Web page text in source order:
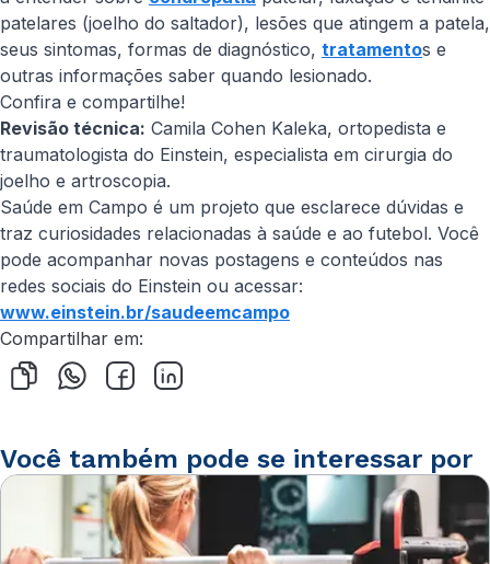
patelares (joelho do saltador), lesões que atingem a patela,
seus sintomas, formas de diagnóstico, tratamentos e
outras informações saber quando lesionado.
Confira e compartilhe!
Revisão técnica: Camila Cohen Kaleka, ortopedista e
traumatologista do Einstein, especialista em cirurgia do
joelho e artroscopia.
Saúde em Campo é um projeto que esclarece dúvidas e
traz curiosidades relacionadas à saúde e ao futebol. Você
pode acompanhar novas postagens e conteúdos nas
redes sociais do Einstein ou acessar:
www.einstein.br/saudeemcampo
Compartilhar em:
Você também pode se interessar por